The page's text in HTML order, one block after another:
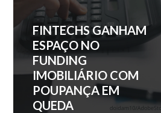
IA CHEGA AO
MERCADO DE
ELEVADORES PARA
LEVAR MAIS
SEGURANÇA AOS
PRÉDIOS